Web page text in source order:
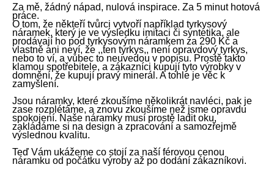
Za mě, žádný nápad, nulová inspirace. Za 5 minut hotová
práce.
O tom, že někteří tvůrci vytvoří například tyrkysový
náramek, který je ve výsledku imitaci či syntetika, ale
prodávají ho pod tyrkysovým náramkem za 290 Kč a
vlastně ani neví, že ,,ten tyrkys,, není opravdový tyrkys,
nebo to ví, a vůbec to neuvedou v popisu. Prostě takto
klamou spotřebitele, a zákazníci kupují tyto výrobky v
domnění, že kupují pravý minerál. A tohle je věc k
zamyšlení.
Jsou náramky, které zkoušíme několikrát navl éci, pak je
zase rozpl étáme, a znovu zkoušíme než jsme opravdu
spokojení. Naše náramky musí prostě ladit oku,
zakládáme si na design a zpracování a samozřejmě
výslednou kvalitu.
Teď Vám ukážeme co stojí za naší férovou cenou
náramku od počátku výroby až po dodání zákazníkovi.
a
j
í
t
?